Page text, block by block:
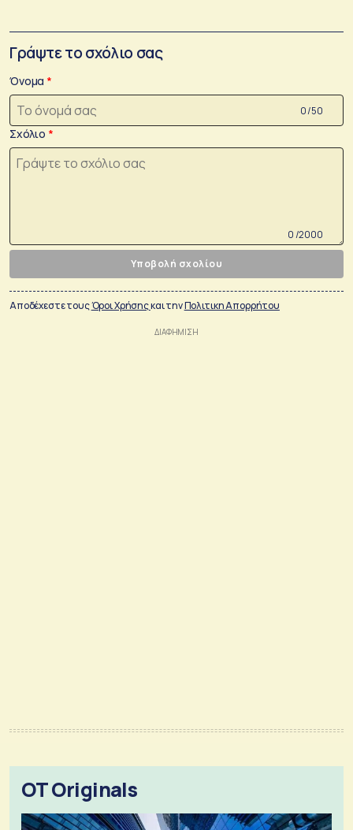
Γράψτε το σχόλιο σας
Όνομα
0 /50
Σχόλιο
0 /2000
Υποβολή σχολίου
Αποδέχεστε τουςΌροι Χρήσηςκαι τηνΠολιτικη Απορρήτου
OT Originals